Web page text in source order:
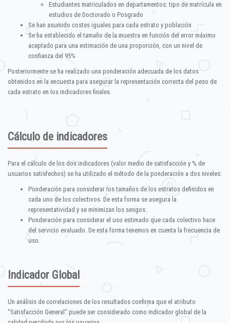
Estudiantes matriculados en departamentos: tipo de matrícula en
estudios de Doctorado o Posgrado
Se han asumido costes iguales para cada estrato y población
Se ha establecido el tamaño de la muestra en función del error máximo
aceptado para una estimación de una proporción, con un nivel de
confianza del 95%
Posteriormente se ha realizado una ponderación adecuada de los datos
obtenidos en la encuesta para asegurar la representación correcta del peso de
cada estrato en los indicadores finales.
Cálculo de indicadores
Para el cálculo de los dos indicadores (valor medio de satisfacción y % de
usuarios satisfechos) se ha utilizado el método de la ponderación a dos niveles:
Ponderación para considerar los tamaños de los estratos definidos en
cada uno de los colectivos. De esta forma se asegura la
representatividad y se minimizan los sesgos.
Ponderación para considerar el uso estimado que cada colectivo hace
del servicio evaluado. De esta forma tenemos en cuenta la frecuencia de
uso.
Indicador Global
Un análisis de correlaciones de los resultados confirma que el atributo
"Satisfacción General" puede ser considerado como indicador global de la